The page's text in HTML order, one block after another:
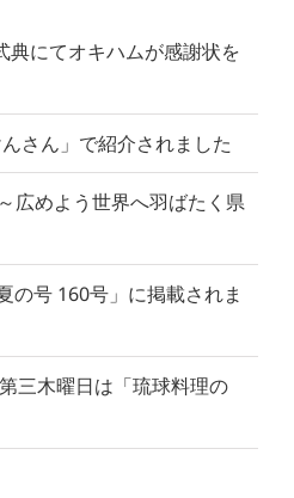
典にてオキハムが感謝状を
さん」で紹介されました
広めよう世界へ羽ばたく県
の号 160号」に掲載されま
三木曜日は「琉球料理の